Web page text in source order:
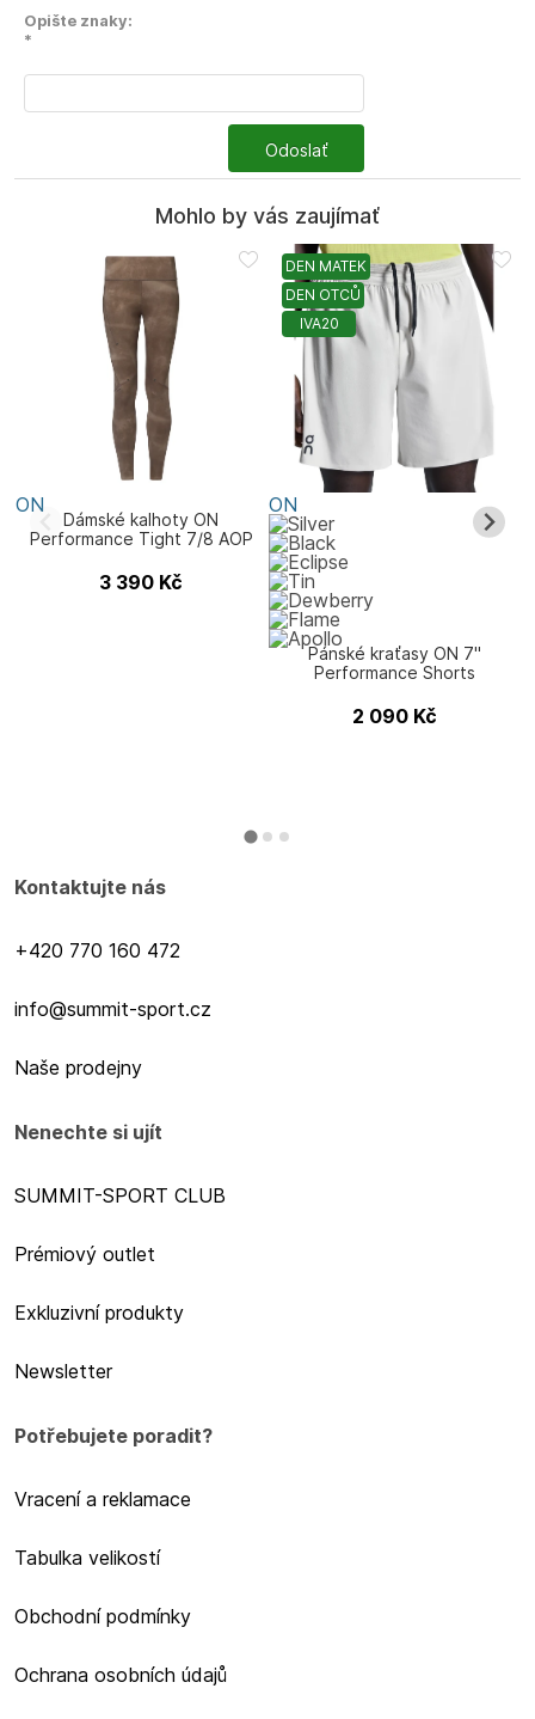
Opište znaky:
*
Odoslať
Mohlo by vás zaujímať
ON
Dámské kalhoty ON
Performance Tight 7/8 AOP
3 390 Kč
DEN MATEK
DEN OTCŮ
IVA20
ON
Pánské kraťasy ON 7"
Performance Shorts
2 090 Kč
Kontaktujte nás
+420 770 160 472
info@summit-sport.cz
Naše prodejny
Nenechte si ujít
SUMMIT-SPORT CLUB
Prémiový outlet
Exkluzivní produkty
Newsletter
Potřebujete poradit?
Vracení a reklamace
Tabulka velikostí
Obchodní podmínky
Ochrana osobních údajů